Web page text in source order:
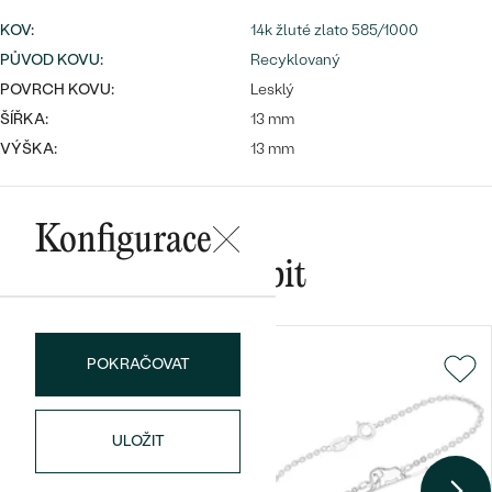
Bestsellery
KOV:
14k žluté zlato 585/1000
PŮVOD KOVU:
Recyklovaný
POVRCH KOVU:
Lesklý
ŠÍŘKA:
13 mm
VÝŠKA:
13 mm
Konfigurace
POKRAČOVAT
ULOŽIT
Mohlo by se vám líbit